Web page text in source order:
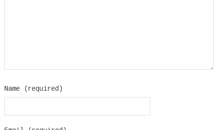
Name (required)